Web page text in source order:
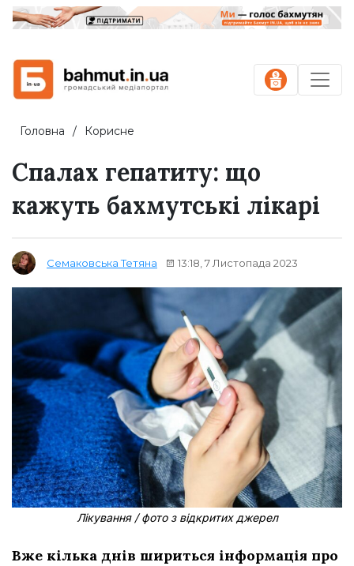
Головна Корисне
Спалах гепатиту: що
кажуть бахмутські лікарі
Семаковська Тетяна 13:18, 7 Листопада 2023
Лікування / фото з відкритих джерел
Вже кілька днів шириться інформація про